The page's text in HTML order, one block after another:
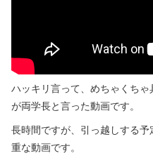
ハッキリ言って、めちゃくち
が両学長と言った動画です。
長時間ですが、引っ越しする
重な動画です。